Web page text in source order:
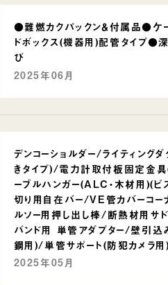
●難燃カクパックン＆付属品●ケ
ドボックス(機器用)配管タイプ●
び
2025年06月
デンコーショルダー/ライティング
きタイプ)/電力計取付板固定金具
ーブルハンガー(ALC・木材用)(
切り用自在バー/VE管カバーコー
ルソー用押し出し棒/断熱材用サ
バンド用 単管アダプター/壁引込
鋼用)/単管サポート(防犯カメラ
2025年05月